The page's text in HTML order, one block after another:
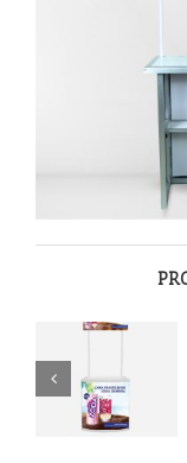
Club
Details